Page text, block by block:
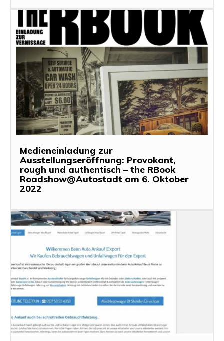
Medieneinladung zur
Ausstellungseröffnung: Provokant,
rough und authentisch – the RBook
Roadshow@Autostadt am 6. Oktober
2022